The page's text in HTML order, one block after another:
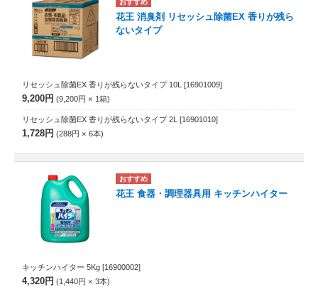
花王 消臭剤 リセッシュ除菌EX 香りが残ら
ないタイプ
リセッシュ除菌EX 香りが残らないタイプ 10L [16901009]
9,200円 9,200円 1箱
リセッシュ除菌EX 香りが残らないタイプ 2L [16901010]
1,728円 288円 6本
花王 食器・調理器具用 キッチンハイター
キッチンハイター 5Kg [16900002]
4,320円 1,440円 3本